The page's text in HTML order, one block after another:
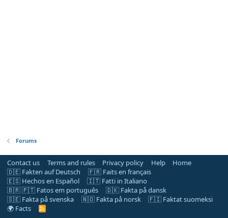
Forums
Contact us Terms and rules Privacy policy Help
Home
🇩🇪 Fakten auf Deutsch
🇫🇷 Faits en français
🇪🇸 Hechos en Español
🇮🇹 Fatti in Italiano
🇧🇷 🇵🇹 Fatos em português
🇩🇰 Fakta på dansk
🇸🇪 Fakta på svenska
🇳🇴 Fakta på norsk
🇫🇮 Faktat suomeksi
🌍 Facts
R